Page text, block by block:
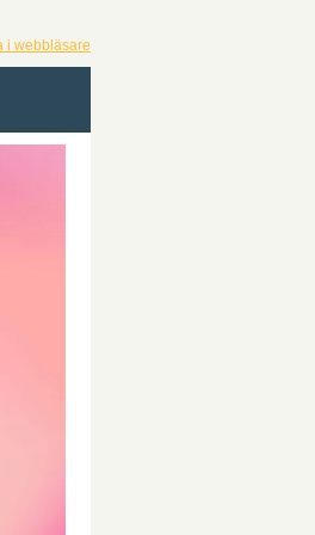
i webbläsare